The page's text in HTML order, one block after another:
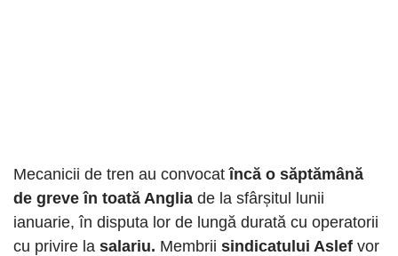
Mecanicii de tren au convocatîncă o săptămână
de greve în toată Anglia de la sfârșitul lunii
ianuarie, în disputa lor de lungă durată cu operatorii
cu privire la salariu. Membrii sindicatului Aslef vor